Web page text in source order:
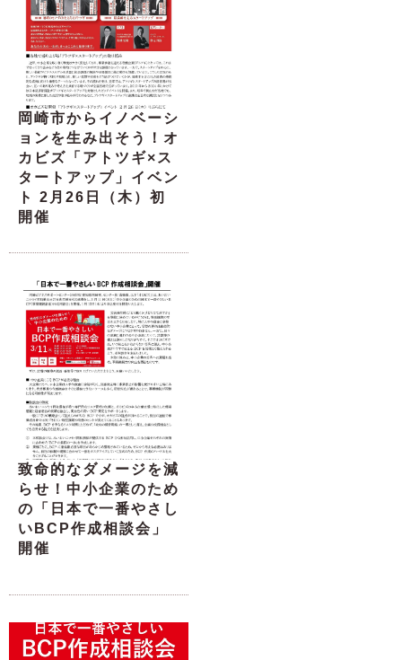
岡崎市からイノベーシ
ョンを生み出そう！オ
カビズ「アトツギ×ス
タートアップ」イベン
ト 2月26日（木）初
開催
致命的なダメージを減
らせ！中小企業のため
の「日本で一番やさし
いBCP作成相談会」
開催